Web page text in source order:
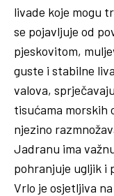
livade koje mogu
se pojavljuje od
pjeskovitom,
guste i stabilne
valova,
tisućama morskih
njezino
Jadranu ima
pohranjuje ugljik i
Vrlo je osjetljiva